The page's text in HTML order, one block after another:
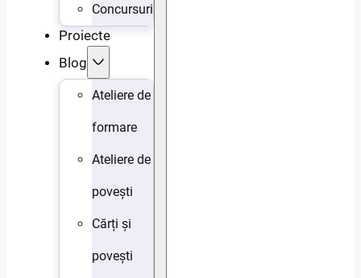
Concursuri
Proiecte
Blog
Ateliere de
formare
Ateliere de
povești
Cărți și
povești